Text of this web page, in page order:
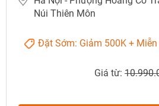
Núi Thiên Môn
Đặt Sớm: Giảm 500K +
Giá từ: